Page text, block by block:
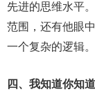
先进的思维水平
范围，还有他眼
一个复杂的逻辑
四、我知道你知